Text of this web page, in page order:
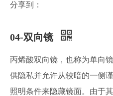
分享到：
04-双向镜
丙烯酸双向镜，也称为单向
供隐私并允许从较暗的一侧
照明条件来隐藏镜面。由于